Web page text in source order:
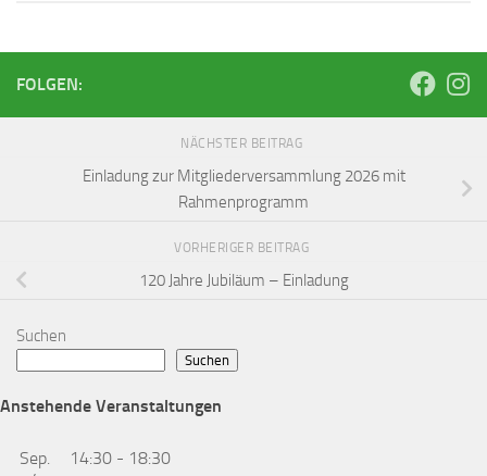
FOLGEN:
NÄCHSTER BEITRAG
Einladung zur Mitgliederversammlung 2026 mit
Rahmenprogramm
VORHERIGER BEITRAG
120 Jahre Jubiläum – Einladung
Suchen
Suchen
Anstehende Veranstaltungen
Sep.
14:30 - 18:30